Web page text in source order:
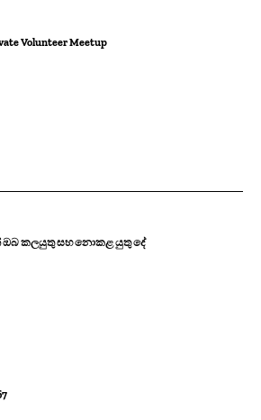
Volunteer Meetup
ඔබ කලයුතු සහ නොකළ යුතු දේ